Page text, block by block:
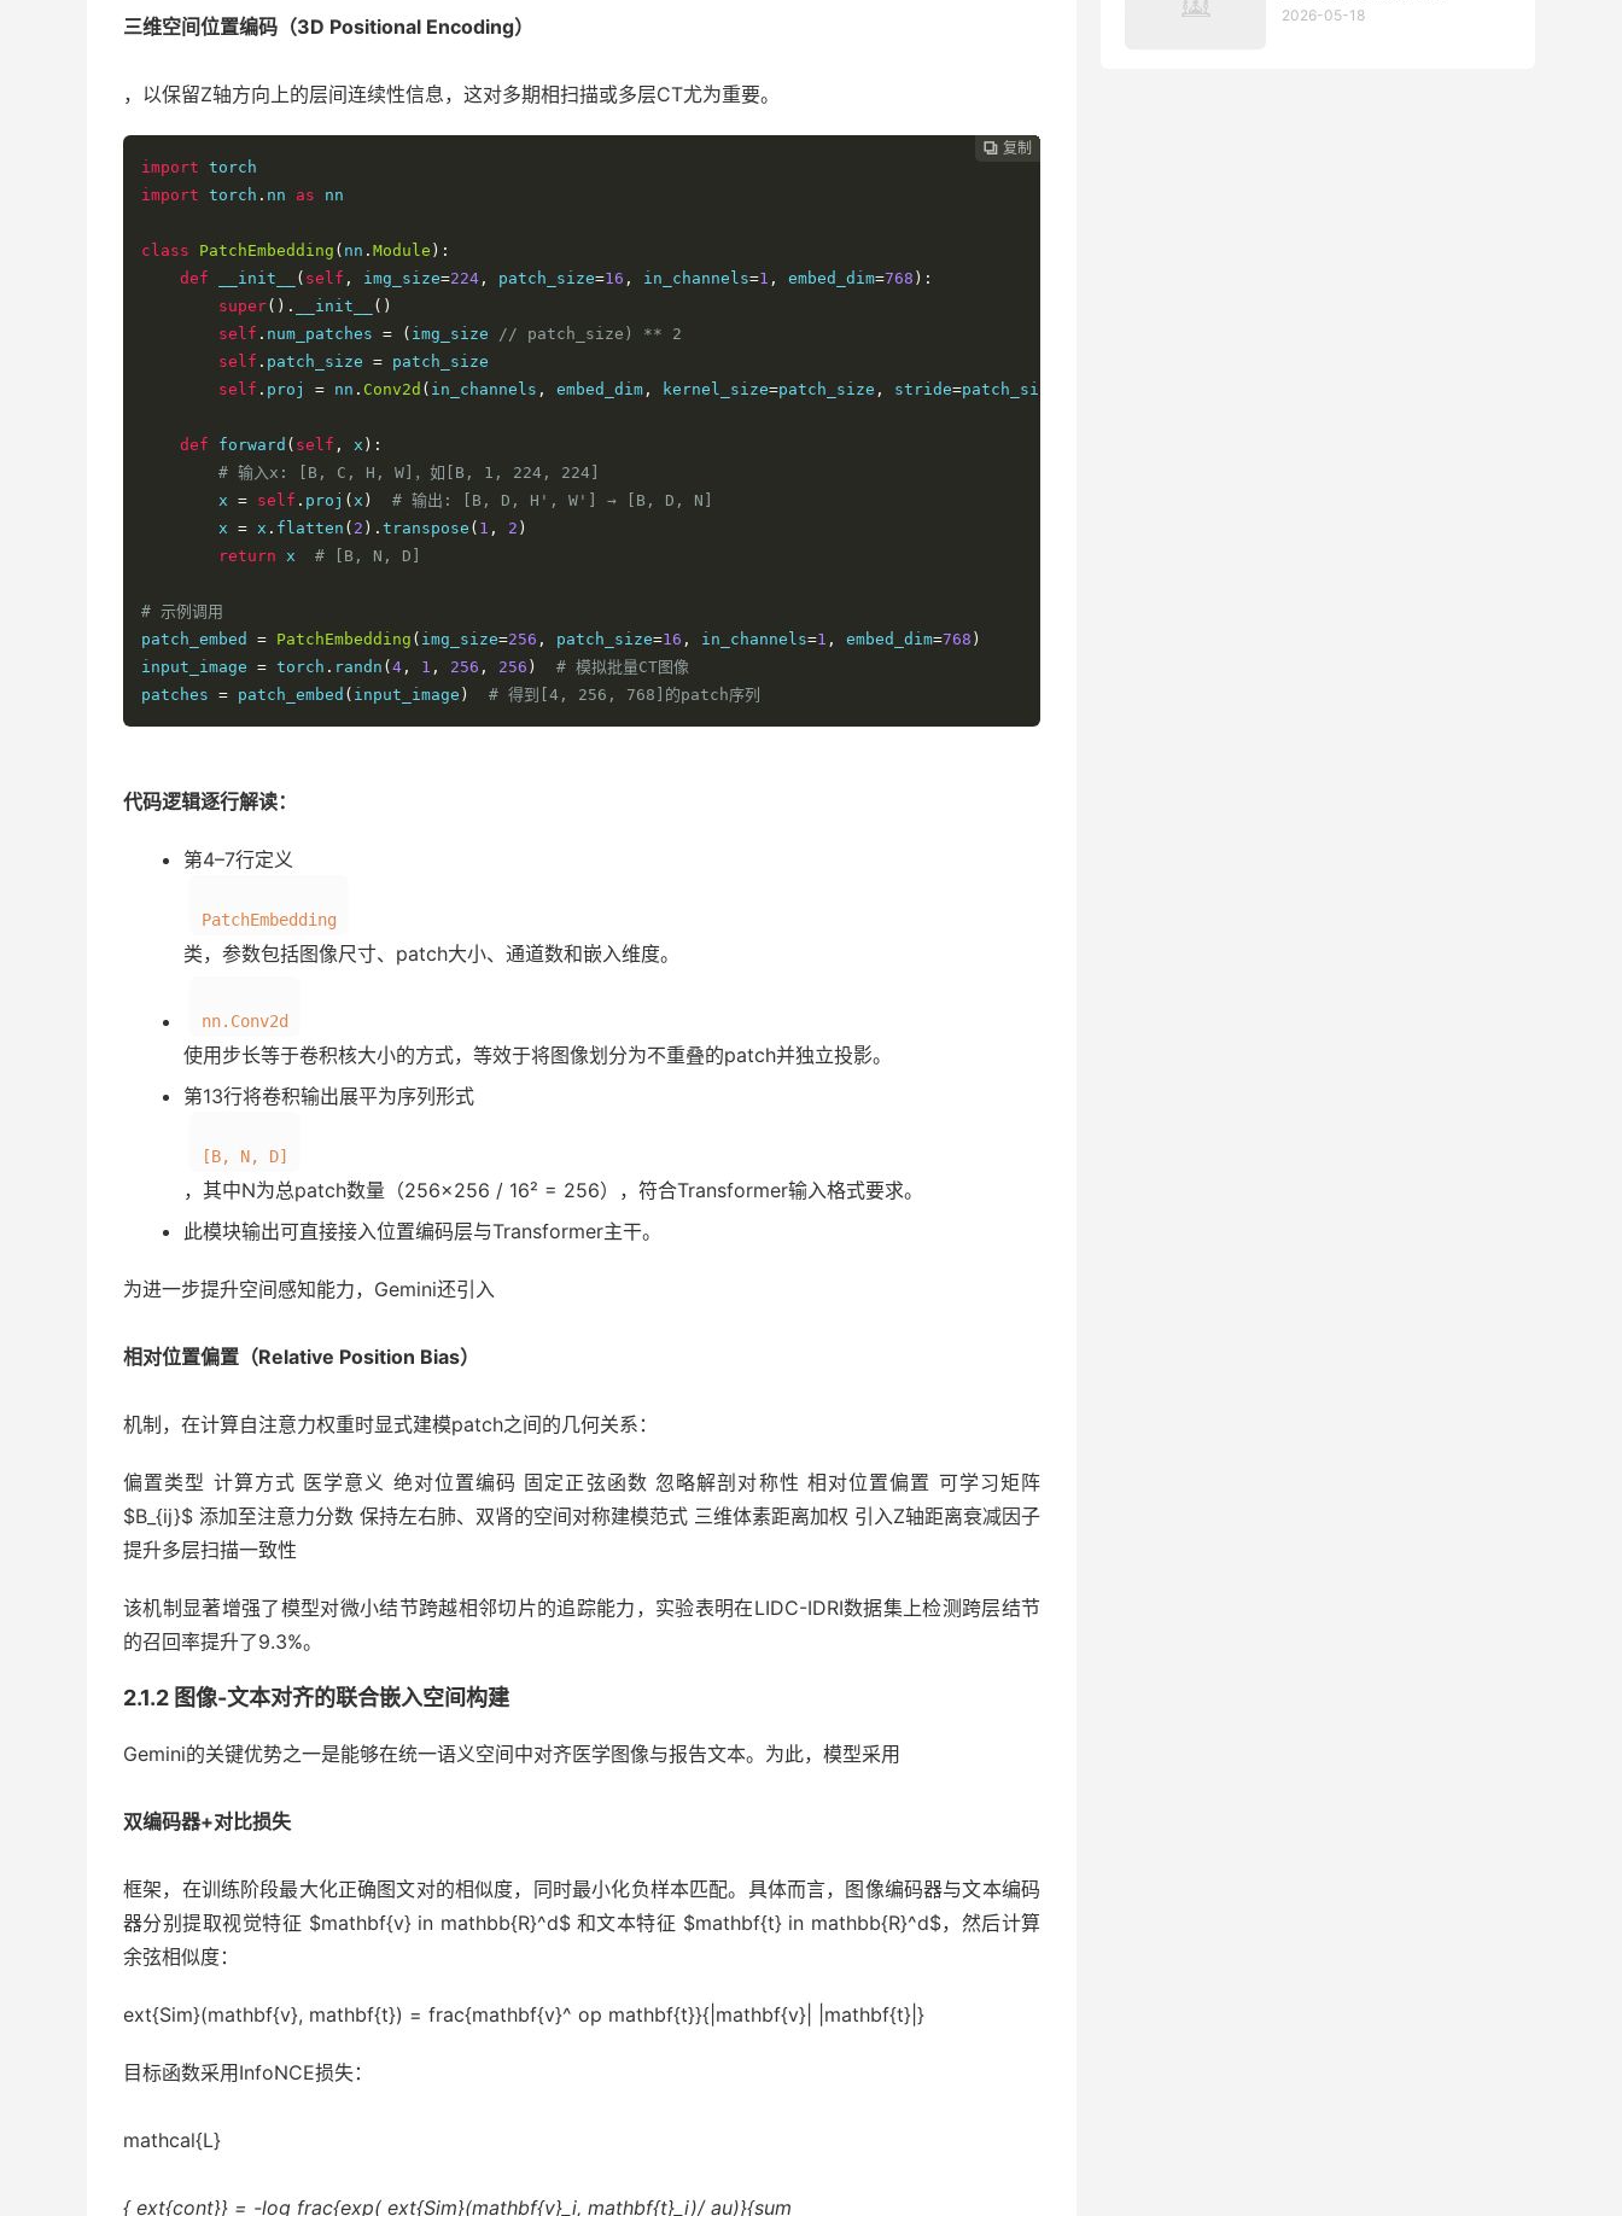
三维空间位置编码（3D Positional Encoding）
，以保留Z轴方向上的层间连续性信息，这对多期相扫描或多层CT尤为重要。
 复制
 复制
 复制
 复制
 复制
 复制
 复制
 复制
 复制
 复制
 复制
 复制
 复制
 复制
 复制
 复制
 复制
 复制
 复制
 复制
 复制
 复制
 复制
 复制
 复制
 复制
 复制
 复制
import
import torch . nn as nn
class PatchEmbedding ( nn . Module ):
def __init__ ( self , img_size=224 , patch_size=16 , in_channels=1 , embed_dim=768 ):
super(). __init__
()
self . num_patches = ( img_size
// patch_size) ** 2
self . patch_size = patch_size
self . proj = nn . Conv2d ( in_channels , embed_dim , kernel_size=patch_size , stride=patch_size
def forward ( self , x ):
# 输入x: [B, C, H, W]，如[B, 1, 224, 224]
        x
= self . proj ( x )
# 输出: [B, D, H', W'] → [B, D, N]
        x
= x . flatten ( 2 ). transpose ( 1 , 2 )
return x # [B, N, D]
# 示例调用
patch_embed = PatchEmbedding ( img_size=256 , patch_size=16 , in_channels=1 , embed_dim=768 )
input_image = torch . randn (4 , 1 , 256 , 256 )
# 模拟批量CT图像
patches = patch_embed ( input_image ) # 得到[4, 256, 768]的patch序列
代码逻辑逐行解读：
第4–7行定义
PatchEmbedding
类，参数包括图像尺寸、patch大小、通道数和嵌入维度。
nn.Conv2d
使用步长等于卷积核大小的方式，等效于将图像划分为不重叠的patch并独立投影。
第13行将卷积输出展平为序列形式
[B, N, D]
，其中N为总patch数量（256×256 / 16² = 256），符合Transformer输入格式要求。
此模块输出可直接接入位置编码层与Transformer主干。
为进一步提升空间感知能力，Gemini还引入
相对位置偏置（Relative Position Bias）
机制，在计算自注意力权重时显式建模patch之间的几何关系：
偏置类型 计算方式 医学意义 绝对位置编码 固定正弦函数 忽略解剖对称性 相对位置偏置 可学习矩阵
$B_{ij}$ 添加至注意力分数 保持左右肺、双肾的空间对称建模范式 三维体素距离加权 引入Z轴距离衰减因子
提升多层扫描一致性
该机制显著增强了模型对微小结节跨越相邻切片的追踪能力，实验表明在LIDC-IDRI数据集上检测跨层结节
的召回率提升了9.3%。
2.1.2 图像-文本对齐的联合嵌入空间构建
Gemini的关键优势之一是能够在统一语义空间中对齐医学图像与报告文本。为此，模型采用
双编码器+对比损失
框架，在训练阶段最大化正确图文对的相似度，同时最小化负样本匹配。具体而言，图像编码器与文本编码
器分别提取视觉特征 $mathbf{v} in mathbb{R}^d$ 和文本特征 $mathbf{t} in mathbb{R}^d$，然后计算
余弦相似度：
ext{Sim}(mathbf{v}, mathbf{t}) = frac{mathbf{v}^ op mathbf{t}}{|mathbf{v}| |mathbf{t}|}
目标函数采用InfoNCE损失：
mathcal{L}
{ ext{cont}} = -log frac{exp( ext{Sim}(mathbf{v}_i, mathbf{t}_i)/ au)}{sum
2026-05-18